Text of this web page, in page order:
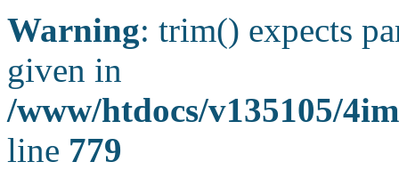
Warning: trim() expects
given in
/www/htdocs/v135105/
line 779